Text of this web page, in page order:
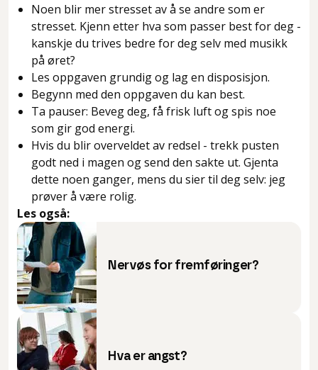
Noen blir mer stresset av å se andre som er
stresset. Kjenn etter hva som passer best for deg -
kanskje du trives bedre for deg selv med musikk
på øret?
Les oppgaven grundig og lag en disposisjon.
Begynn med den oppgaven du kan best.
Ta pauser: Beveg deg, få frisk luft og spis noe
som gir god energi.
Hvis du blir overveldet av redsel - trekk pusten
godt ned i magen og send den sakte ut. Gjenta
dette noen ganger, mens du sier til deg selv: jeg
prøver å være rolig.
Les også:
Nervøs for fremføringer?
Hva er angst?